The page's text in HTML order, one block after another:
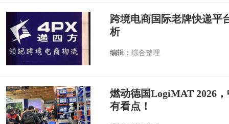
跨境电商国际老牌快递平
析
编辑： 综合整理
燃动德国LogiMAT 2026
有看点！